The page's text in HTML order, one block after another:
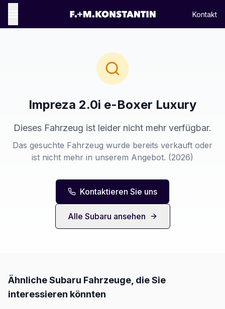
Kontakt
Impreza 2.0i e-Boxer Luxury
Dieses Fahrzeug ist leider nicht mehr verfügbar.
Das gesuchte Fahrzeug wurde bereits verkauft oder
ist nicht mehr in unserem Angebot. (2026)
Kontaktieren Sie uns
Alle Subaru ansehen
ÄhnlicheSubaru Fahrzeuge, die Sie
interessieren könnten